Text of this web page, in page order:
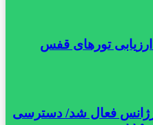
تورهای قفس
فعال شد/ دسترسی